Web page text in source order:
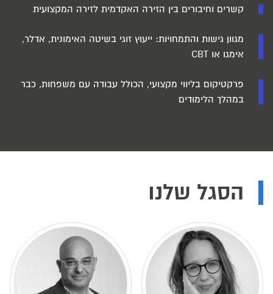
קשרים וחיבורים בין הזירה האקדמית לזירה המקצועית
מגוון גישות והתמחויות: ייעוץ זוגי בשיטה האימונית, אדלר,
אימגו או CBT
פרקטיקום בליווי מקצועי, הכולל עבודה עם משפחות, כבר
במהלך הלימודים
הסגל שלנו